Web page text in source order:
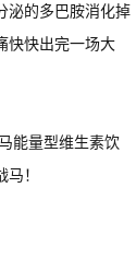
泌的多巴胺消化掉
快快出完一场大
能量型维生素饮
！